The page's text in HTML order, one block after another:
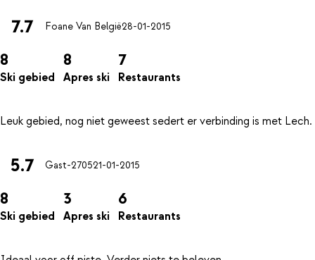
7.7 Foane Van België28-01-2015
8
Ski gebied
8
Apres ski
7
Restaurants
5.7 Gast-270521-01-2015
8
Ski gebied
3
Apres ski
6
Restaurants